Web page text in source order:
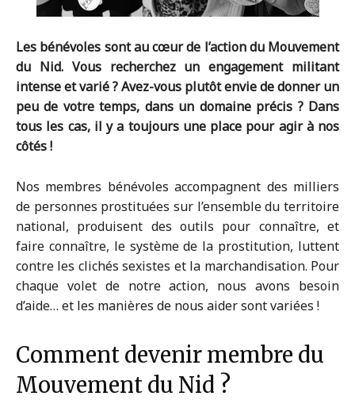
Les bénévoles sont au cœur de l’action du Mouvement
du Nid. Vous recherchez un engagement militant
intense et varié ? Avez-vous plutôt envie de donner un
peu de votre temps, dans un domaine précis ? Dans
tous les cas, il y a toujours une place pour agir à nos
côtés !
Nos membres bénévoles accompagnent des milliers
de personnes prostituées sur l’ensemble du territoire
national, produisent des outils pour connaître, et
faire connaître, le système de la prostitution, luttent
contre les clichés sexistes et la marchandisation. Pour
chaque volet de notre action, nous avons besoin
d’aide… et les manières de nous aider sont variées !
Comment devenir membre du
Mouvement du Nid ?